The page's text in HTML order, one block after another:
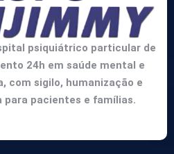
psiquiátrico particular de
24h em saúde mental e
com sigilo, humanização e
pacientes e famílias.